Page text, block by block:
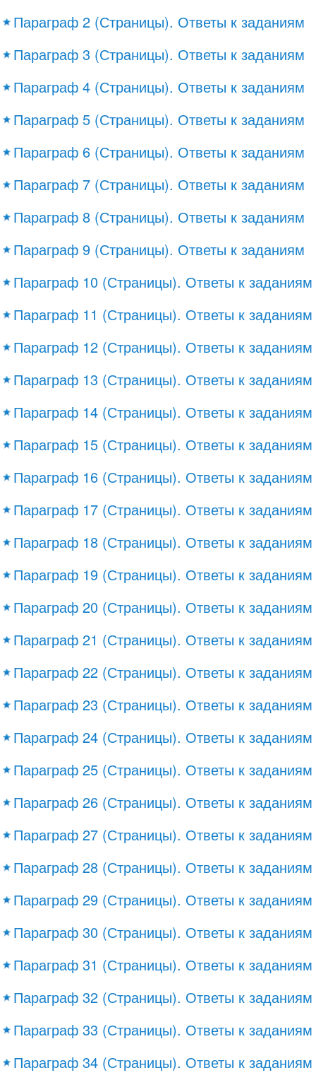
Параграф 2 (Страницы). Ответы к заданиям
Параграф 3 (Страницы). Ответы к заданиям
Параграф 4 (Страницы). Ответы к заданиям
Параграф 5 (Страницы). Ответы к заданиям
Параграф 6 (Страницы). Ответы к заданиям
Параграф 7 (Страницы). Ответы к заданиям
Параграф 8 (Страницы). Ответы к заданиям
Параграф 9 (Страницы). Ответы к заданиям
Параграф 10 (Страницы). Ответы к заданиям
Параграф 11 (Страницы). Ответы к заданиям
Параграф 12 (Страницы). Ответы к заданиям
Параграф 13 (Страницы). Ответы к заданиям
Параграф 14 (Страницы). Ответы к заданиям
Параграф 15 (Страницы). Ответы к заданиям
Параграф 16 (Страницы). Ответы к заданиям
Параграф 17 (Страницы). Ответы к заданиям
Параграф 18 (Страницы). Ответы к заданиям
Параграф 19 (Страницы). Ответы к заданиям
Параграф 20 (Страницы). Ответы к заданиям
Параграф 21 (Страницы). Ответы к заданиям
Параграф 22 (Страницы). Ответы к заданиям
Параграф 23 (Страницы). Ответы к заданиям
Параграф 24 (Страницы). Ответы к заданиям
Параграф 25 (Страницы). Ответы к заданиям
Параграф 26 (Страницы). Ответы к заданиям
Параграф 27 (Страницы). Ответы к заданиям
Параграф 28 (Страницы). Ответы к заданиям
Параграф 29 (Страницы). Ответы к заданиям
Параграф 30 (Страницы). Ответы к заданиям
Параграф 31 (Страницы). Ответы к заданиям
Параграф 32 (Страницы). Ответы к заданиям
Параграф 33 (Страницы). Ответы к заданиям
Параграф 34 (Страницы). Ответы к заданиям